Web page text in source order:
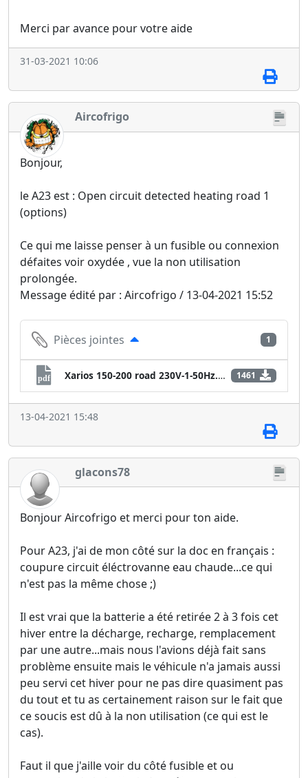
Merci par avance pour votre aide
31-03-2021 10:06
Aircofrigo
Bonjour,
le A23 est : Open circuit detected heating road 1
(options)
Ce qui me laisse penser à un fusible ou connexion
défaites voir oxydée , vue la non utilisation
prolongée.
Message édité par : Aircofrigo / 13-04-2021 15:52
Pièces jointes 1
pdf Xarios 150-200 road 230V-1-50Hz.pdf 1461
13-04-2021 15:48
glacons78
Bonjour Aircofrigo et merci pour ton aide.
Pour A23, j'ai de mon côté sur la doc en français :
coupure circuit éléctrovanne eau chaude...ce qui
n'est pas la même chose ;)
Il est vrai que la batterie a été retirée 2 à 3 fois cet
hiver entre la décharge, recharge, remplacement
par une autre...mais nous l'avions déjà fait sans
problème ensuite mais le véhicule n'a jamais aussi
peu servi cet hiver pour ne pas dire quasiment pas
du tout et tu as certainement raison sur le fait que
ce soucis est dû à la non utilisation (ce qui est le
cas).
Faut il que j'aille voir du côté fusible et ou